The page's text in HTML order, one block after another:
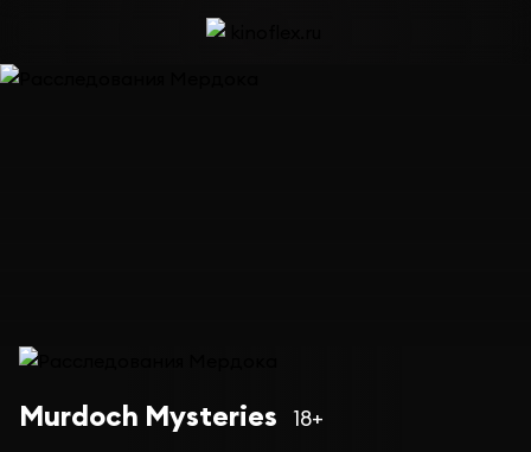
Сериал Расследования Мердока — сезон 18
Murdoch Mysteries 18+